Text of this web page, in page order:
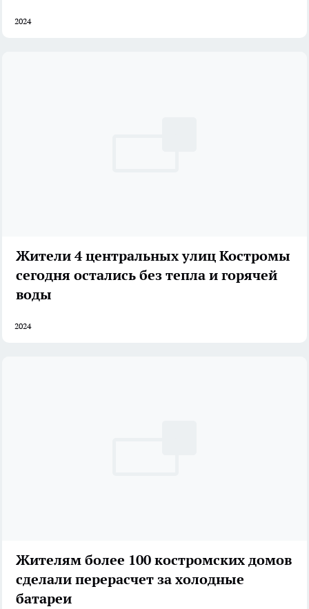
2024
Жители 4 центральных улиц Костромы
сегодня остались без тепла и горячей
воды
2024
Жителям более 100 костромских домов
сделали перерасчет за холодные
батареи